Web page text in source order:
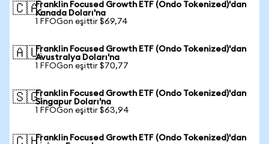
🇨🇦Franklin Focused Growth ETF (Ondo Tokenized)'dan
Kanada Doları'na
1 FFOGon eşittir $69,74
🇦🇺Franklin Focused Growth ETF (Ondo Tokenized)'dan
Avustralya Doları'na
1 FFOGon eşittir $70,77
🇸🇬Franklin Focused Growth ETF (Ondo Tokenized)'dan
Singapur Doları'na
1 FFOGon eşittir $63,94
Franklin Focused Growth ETF (Ondo Tokenized)'dan